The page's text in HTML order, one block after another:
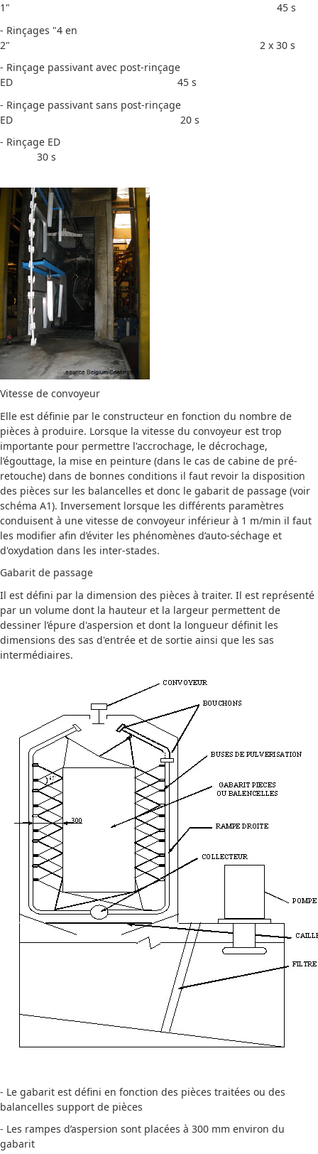
1" 45 s
- Rinçages "4 en
2" 2 x 30 s
- Rinçage passivant avec post-rinçage
ED 45 s
- Rinçage passivant sans post-rinçage
ED 20 s
- Rinçage ED
30 s
Vitesse de convoyeur
Elle est définie par le constructeur en fonction du nombre de
pièces à produire. Lorsque la vitesse du convoyeur est trop
importante pour permettre l'accrochage, le décrochage,
l’égouttage, la mise en peinture (dans le cas de cabine de pré-
retouche) dans de bonnes conditions il faut revoir la disposition
des pièces sur les balancelles et donc le gabarit de passage (voir
schéma A1). Inversement lorsque les différents paramètres
conduisent à une vitesse de convoyeur inférieur à 1 m/min il faut
les modifier afin d’éviter les phénomènes d’auto-séchage et
d'oxydation dans les inter-stades.
Gabarit de passage
Il est défini par la dimension des pièces à traiter. Il est représenté
par un volume dont la hauteur et la largeur permettent de
dessiner l’épure d'aspersion et dont la longueur définit les
dimensions des sas d'entrée et de sortie ainsi que les sas
intermédiaires.
- Le gabarit est défini en fonction des pièces traitées ou des
balancelles support de pièces
- Les rampes d’aspersion sont placées à 300 mm environ du
gabarit